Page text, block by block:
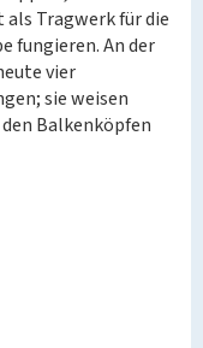
Tragwerk für die
fungieren. An der
vier
sie weisen
Balkenköpfen